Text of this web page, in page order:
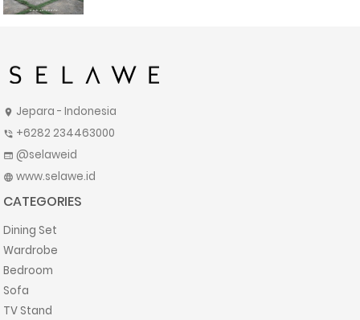
location_on Jepara - Indonesia
phone_in_talk +6282 234463000
web @selaweid
language www.selawe.id
CATEGORIES
Dining Set
Wardrobe
Bedroom
Sofa
TV Stand